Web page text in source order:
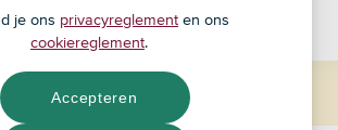
Fondskosten: 0,90%
je ons privacyreglement en ons
cookiereglement.
Accepteren